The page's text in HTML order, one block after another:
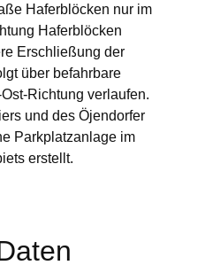
Haferblöcken nur im
Haferblöcken
Erschließung der
über befahrbare
Richtung verlaufen.
und des Öjendorfer
Parkplatzanlage im
erstellt.